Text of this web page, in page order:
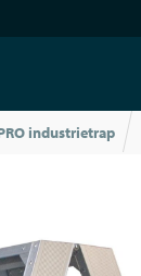
industrietrap